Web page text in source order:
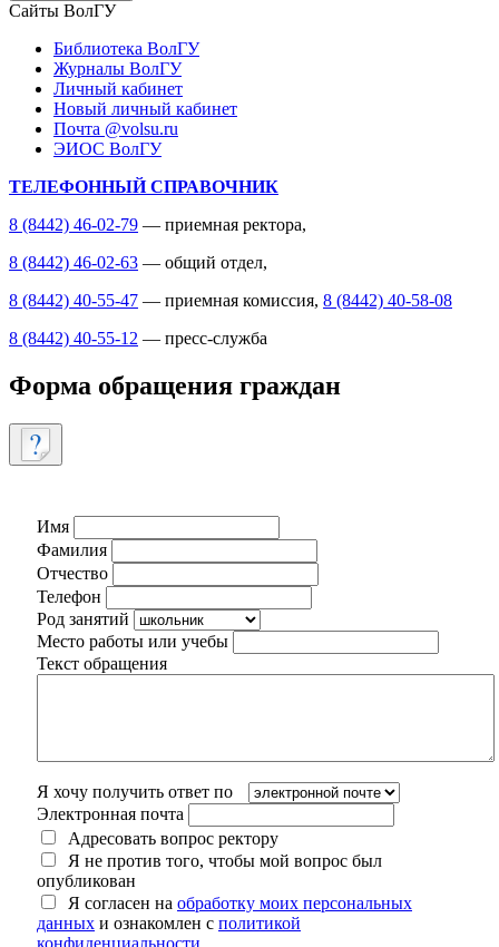
Сайты ВолГУ
Библиотека ВолГУ
Журналы ВолГУ
Личный кабинет
Новый личный кабинет
Почта @volsu.ru
ЭИОС ВолГУ
ТЕЛЕФОННЫЙ СПРАВОЧНИК
8 (8442) 46-02-79 — приемная ректора,
8 (8442) 46-02-63 — общий отдел,
8 (8442) 40-55-47 — приемная комиссия, 8 (8442) 40-58-08
8 (8442) 40-55-12 — пресс-служба
Форма обращения граждан
Имя
Фамилия
Отчество
Телефон
Род занятий
Место работы или учебы
Текст обращения
Я хочу получить ответ по
Электронная почта
Адресовать вопрос ректору
Я не против того, чтобы мой вопрос был
опубликован
Я согласен на обработку моих персональных
данных и ознакомлен с политикой